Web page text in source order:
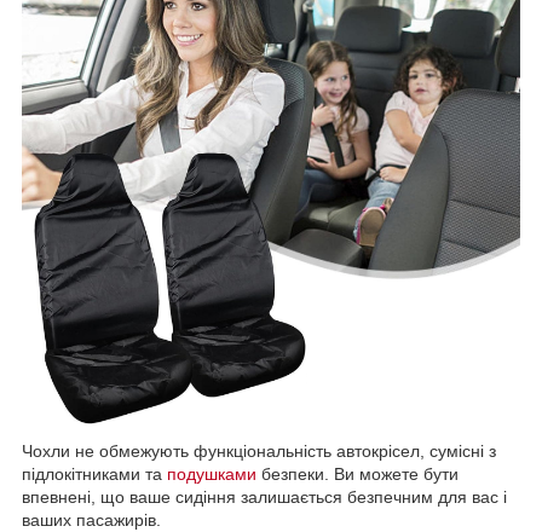
Чохли не обмежують функціональність автокрісел, сумісні з
підлокітниками та подушками безпеки. Ви можете бути
впевнені, що ваше сидіння залишається безпечним для вас і
ваших пасажирів.